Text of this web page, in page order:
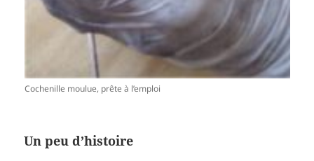
Cochenille moulue, prête à l’emploi
Un peu d’histoire